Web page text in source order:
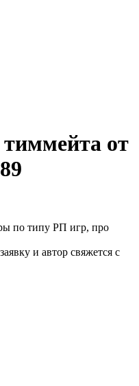
от
по типу РП игр, про
и автор свяжется с